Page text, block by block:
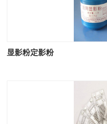
显影粉定影粉